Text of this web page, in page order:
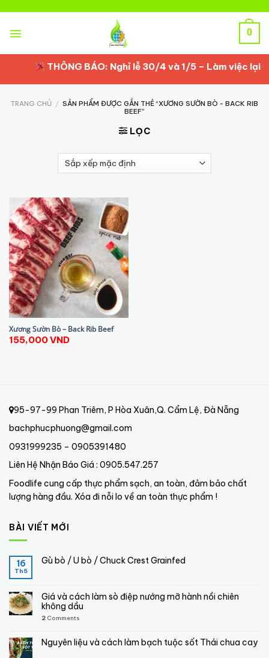
content
0
THÔNG BÁO: Nghỉ lễ 30/4 và 1/5 – Làm việc lại
TRANG CHỦ / SẢN PHẨM ĐƯỢC GẮN THẺ “XƯƠNG SƯỜN BÒ - BACK RIB
BEEF”
LỌC
Xương Sườn Bò – Back Rib Beef
155,000VND
95-97-99 Phan Triêm, P Hòa Xuân,Q. Cẩm Lệ, Đà Nẵng
bachphucphuong@gmail.com
0931999235 – 0905391480
Liên Hệ Nhận Báo Giá : 0905.547.257
Foodlife cung cấp thực phẩm sạch, an toàn, đảm bảo chất
lượng hàng đầu. Xóa đi nỗi lo về an toàn thực phẩm !
BÀI VIẾT MỚI
16
Th5
Gù bò / U bò / Chuck Crest Grainfed
Giá và cách làm sò điệp nướng mỡ hành nồi chiên
không dầu
2 Comments
Nguyên liệu và cách làm bạch tuộc sốt Thái chua cay